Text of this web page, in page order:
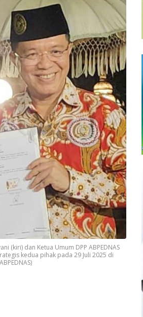
(kiri) dan Ketua Umum DPP ABPEDNAS
kedua pihak pada 29 Juli 2025 di